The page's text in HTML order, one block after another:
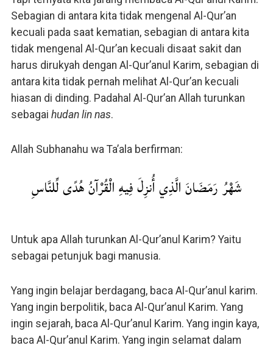
Sebagian di antara kita tidak mengenal Al-Qur’an
kecuali pada saat kematian, sebagian di antara kita
tidak mengenal Al-Qur’an kecuali disaat sakit dan
harus dirukyah dengan Al-Qur’anul Karim, sebagian di
antara kita tidak pernah melihat Al-Qur’an kecuali
hiasan di dinding. Padahal Al-Qur’an Allah turunkan
sebagai hudan lin nas.
Allah Subhanahu wa Ta’ala berfirman:
شَهْرُ رَمَضَانَ الَّذِي أُنزِلَ فِيهِ الْقُرْآنُ هُدًى لِّلنَّاسِ
Untuk apa Allah turunkan Al-Qur’anul Karim? Yaitu
sebagai petunjuk bagi manusia.
Yang ingin belajar berdagang, baca Al-Qur’anul karim.
Yang ingin berpolitik, baca Al-Qur’anul Karim. Yang
ingin sejarah, baca Al-Qur’anul Karim. Yang ingin kaya,
baca Al-Qur’anul Karim. Yang ingin selamat dalam